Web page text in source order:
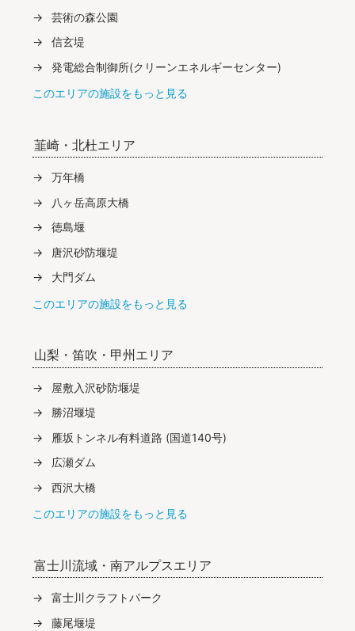
芸術の森公園
信玄堤
発電総合制御所(クリーンエネルギーセンター)
このエリアの施設をもっと見る
韮崎・北杜エリア
万年橋
八ヶ岳高原大橋
徳島堰
唐沢砂防堰堤
大門ダム
このエリアの施設をもっと見る
山梨・笛吹・甲州エリア
屋敷入沢砂防堰堤
勝沼堰堤
雁坂トンネル有料道路 (国道140号)
広瀬ダム
西沢大橋
このエリアの施設をもっと見る
富士川流域・南アルプスエリア
富士川クラフトパーク
藤尾堰堤